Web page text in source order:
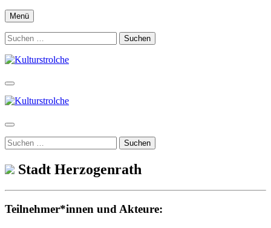
Zum
Inhalt
springen
Menü
Suchen
nach:
Suchen
nach:
Stadt Herzogenrath
Teilnehmer*innen und Akteure: